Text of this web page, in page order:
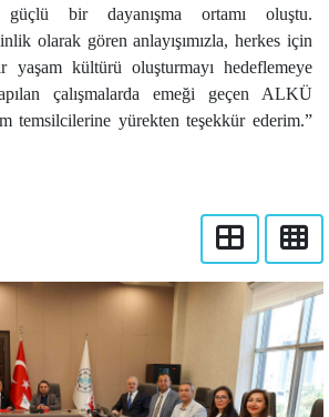
güçlü bir dayanışma ortamı oluştu.
olarak gören anlayışımızla, herkes için
kültürü oluşturmayı hedeflemeye
çalışmalarda emeği geçen ALKÜ
temsilcilerine yürekten teşekkür ederim.”